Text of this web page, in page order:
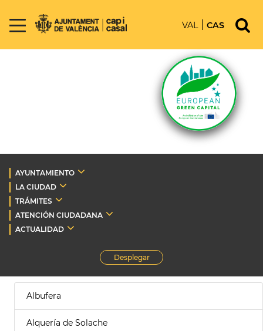
VAL CAS
AYUNTAMIENTO
LA CIUDAD
TRÁMITES
ATENCIÓN CIUDADANA
ACTUALIDAD
Desplegar
Albufera
Alquería de Solache